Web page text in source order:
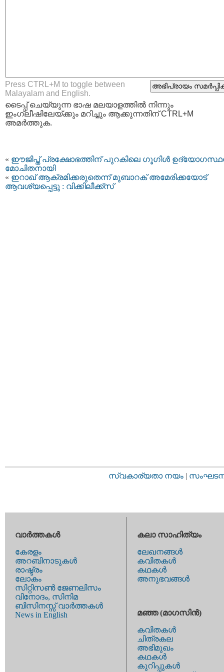
Press CTRL+M to toggle between
Malayalam and English.
ടൈപ്പ്‌ ചെയ്യുന്ന ഭാഷ മലയാളത്തില്‍ നിന്നും
ഇംഗ്ലീഷിലേയ്ക്കും മറിച്ചും ആക്കുന്നതിന് CTRL+M
അമര്‍ത്തുക.
« ഈജിപ്ത് പ്രക്ഷോഭത്തിന് പുറകിലെ ഗൂഗിള്‍
മോചിതനായി
« ഇറാഖ്‌ ആക്രമിക്കരുതെന്ന് മുബാറക്‌ അമേരിക്കയോട്
ആവശ്യപ്പെട്ടു : വിക്കിലീക്ക്സ്‌
സ്വകാര്യതാ നയം |
വാര്‍ത്തകള്‍
കേരളം
അറബിനാടുകള്‍
രാഷ്ട്രം
ലോകം
സിറ്റിസണ്‍ ജേണലിസം
വിനോദം, സിനിമ
ബിസിനസ്സ് വാര്‍ത്തകള്‍
News in English
കലാ സാഹിത്യം
ലേഖനങ്ങള്‍
കവിതകള്‍
കഥകള്‍
അനുഭവങ്ങള്‍
മഞ്ഞ (മാഗസിന്‍)
കവിതകള്‍
ചിത്രകല
അഭിമുഖം
കഥകള്‍
കുറിപ്പുകള്‍